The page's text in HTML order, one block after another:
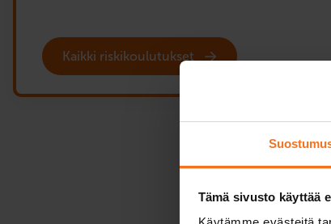
Tämä sivusto käyttää
Kaikki riskikoulutukset